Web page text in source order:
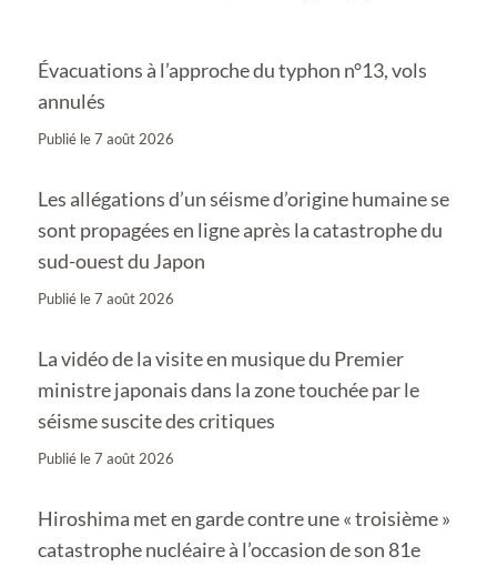
Évacuations à l’approche du typhon n°13, vols
annulés
Publié le7 août 2026
Les allégations d’un séisme d’origine humaine se
sont propagées en ligne après la catastrophe du
sud-ouest du Japon
Publié le7 août 2026
La vidéo de la visite en musique du Premier
ministre japonais dans la zone touchée par le
séisme suscite des critiques
Publié le7 août 2026
Hiroshima met en garde contre une « troisième »
catastrophe nucléaire à l’occasion de son 81e